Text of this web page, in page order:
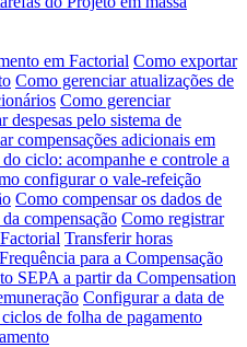
em Factorial Como exportar
Como gerenciar atualizações de
Como gerenciar
despesas pelo sistema de
compensações adicionais em
do ciclo: acompanhe e controle a
configurar o vale-refeição
Como compensar os dados de
compensação Como registrar
Transferir horas
para a Compensação
SEPA a partir da Compensation
Configurar a data de
de folha de pagamento